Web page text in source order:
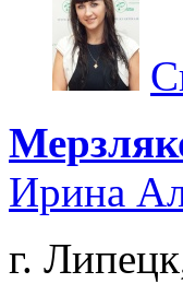
Ирина
г.